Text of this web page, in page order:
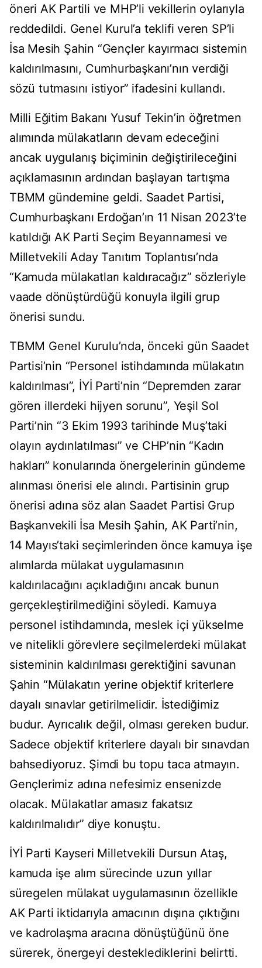
öneri AK Partili ve MHP’li vekillerin oylarıyla
reddedildi. Genel Kurul’a teklifi veren SP’li
İsa Mesih Şahin “Gençler kayırmacı sistemin
kaldırılmasını, Cumhurbaşkanı’nın verdiği
sözü tutmasını istiyor” ifadesini kullandı.
Milli Eğitim Bakanı Yusuf Tekin’in öğretmen
alımında mülakatların devam edeceğini
ancak uygulanış biçiminin değiştirileceğini
açıklamasının ardından başlayan tartışma
TBMM gündemine geldi. Saadet Partisi,
Cumhurbaşkanı Erdoğan’ın 11 Nisan 2023’te
katıldığı AK Parti Seçim Beyannamesi ve
Milletvekili Aday Tanıtım Toplantısı’nda
“Kamuda mülakatları kaldıracağız” sözleriyle
vaade dönüştürdüğü konuyla ilgili grup
önerisi sundu.
TBMM Genel Kurulu’nda, önceki gün Saadet
Partisi’nin “Personel istihdamında mülakatın
kaldırılması”, İYİ Parti’nin “Depremden zarar
gören illerdeki hijyen sorunu”, Yeşil Sol
Parti’nin “3 Ekim 1993 tarihinde Muş’taki
olayın aydınlatılması” ve CHP’nin “Kadın
hakları” konularında önergelerinin gündeme
alınması önerisi ele alındı. Partisinin grup
önerisi adına söz alan Saadet Partisi Grup
Başkanvekili İsa Mesih Şahin, AK Parti’nin,
14 Mayıs’taki seçimlerinden önce kamuya işe
alımlarda mülakat uygulamasının
kaldırılacağını açıkladığını ancak bunun
gerçekleştirilmediğini söyledi. Kamuya
personel istihdamında, meslek içi yükselme
ve nitelikli görevlere seçilmelerdeki mülakat
sisteminin kaldırılması gerektiğini savunan
Şahin “Mülakatın yerine objektif kriterlere
dayalı sınavlar getirilmelidir. İstediğimiz
budur. Ayrıcalık değil, olması gereken budur.
Sadece objektif kriterlere dayalı bir sınavdan
bahsediyoruz. Şimdi bu topu taca atmayın.
Gençlerimiz adına nefesimiz ensenizde
olacak. Mülakatlar amasız fakatsız
kaldırılmalıdır” diye konuştu.
İYİ Parti Kayseri Milletvekili Dursun Ataş,
kamuda işe alım sürecinde uzun yıllar
süregelen mülakat uygulamasının özellikle
AK Parti iktidarıyla amacının dışına çıktığını
ve kadrolaşma aracına dönüştüğünü öne
sürerek, önergeyi desteklediklerini belirtti.